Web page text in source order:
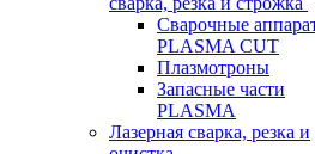
Сварочные
PLASMA CUT
Плазмотроны
Запасные части
PLASMA
Лазерная сварка, резка и